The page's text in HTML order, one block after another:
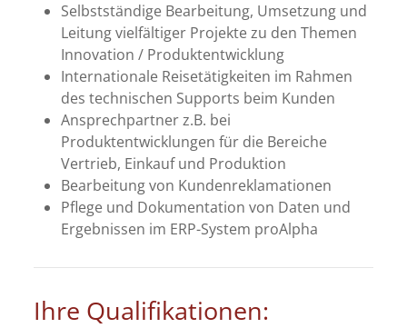
Selbstständige Bearbeitung, Umsetzung und
Leitung vielfältiger Projekte zu den Themen
Innovation / Produktentwicklung
Internationale Reisetätigkeiten im Rahmen
des technischen Supports beim Kunden
Ansprechpartner z.B. bei
Produktentwicklungen für die Bereiche
Vertrieb, Einkauf und Produktion
Bearbeitung von Kundenreklamationen
Pflege und Dokumentation von Daten und
Ergebnissen im ERP-System proAlpha
Ihre Qualifikationen: